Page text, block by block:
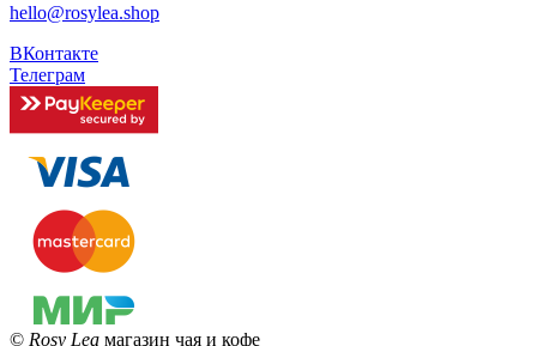
hello@rosylea.shop
ВКонтакте
Телеграм
© Rosy Lea магазин чая и кофе